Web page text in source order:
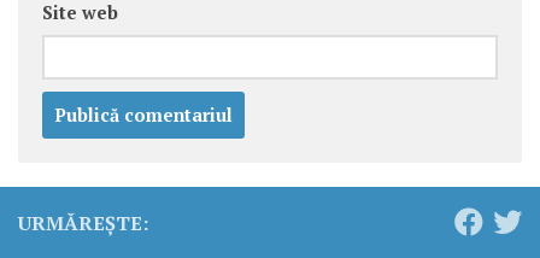
Site web
URMĂREȘTE: